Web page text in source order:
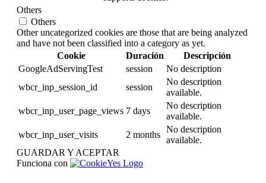
Others
Others
Other uncategorized cookies are those that are being analyzed
and have not been classified into a category as yet.
Cookie
Duración
Descripción
GoogleAdServingTest
session
No description
wbcr_inp_session_id
session
No description
available.
wbcr_inp_user_page_views 7 days
No description
available.
wbcr_inp_user_visits
2 months
No description
available.
GUARDAR Y ACEPTAR
Funciona con